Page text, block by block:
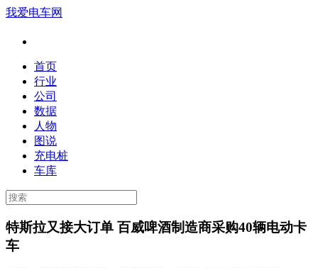
我爱电车网
首页
行业
公司
数据
人物
图说
充电桩
车库
特斯拉又接大订单 百威啤酒制造商采购40辆电动卡
车